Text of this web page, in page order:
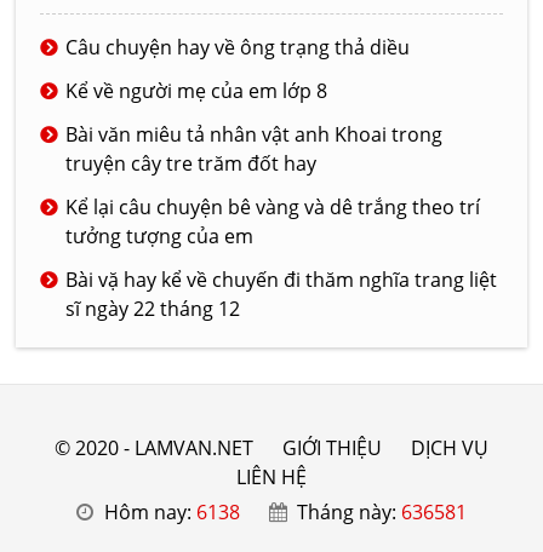
Câu chuyện hay về ông trạng thả diều
Kể về người mẹ của em lớp 8
Bài văn miêu tả nhân vật anh Khoai trong
truyện cây tre trăm đốt hay
Kể lại câu chuyện bê vàng và dê trắng theo trí
tưởng tượng của em
Bài vặ hay kể về chuyến đi thăm nghĩa trang liệt
sĩ ngày 22 tháng 12
© 2020 - LAMVAN.NET GIỚI THIỆU
DỊCH VỤ
LIÊN HỆ
Hôm nay: 6138 Tháng này: 636581